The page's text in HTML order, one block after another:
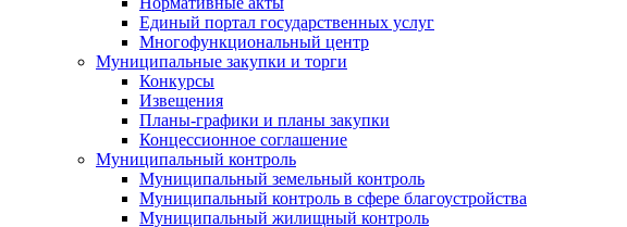
Единый портал государственных услуг
Многофункциональный центр
Муниципальные закупки и торги
Конкурсы
Извещения
Планы-графики и планы закупки
Концессионное соглашение
Муниципальный контроль
Муниципальный земельный контроль
Муниципальный контроль в сфере благоустройства
Муниципальный жилищный контроль